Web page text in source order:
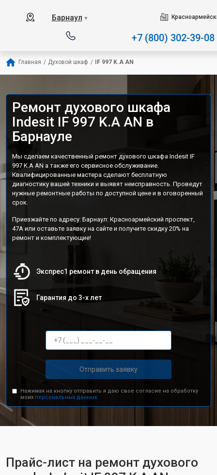
Барнаул ▼
+7 (800) 302-39-08
Главная / Духовой шкаф / IF 997 K.A AN
Ремонт духового шкафа
Indesit IF 997 K.A AN в
Барнауле
Мы сделаем качественный ремонт духового шкафа Indesit IF
997 K.A AN а также его сервисное обслуживание.
Квалифицированные мастера сделают бесплатную
диагностику вашей техники и выявят неисправность. Проведут
нужные ремонтные работы по доступной цене и в оговоренный
срок.
Приезжайте по адресу: Барнаул: Красноармейский проспект,
47А или оставьте заявку на сайте и получите скидку 20% на
ремонт и комплектующие!
Экспрес1 ремонт в день обращения
Гарантия до 3-х лет
Отправить заявку
Нажимая на кнопку отправить я даю свое согласие на обработку
моих персональных данных.
Прайс-лист на ремонт духового